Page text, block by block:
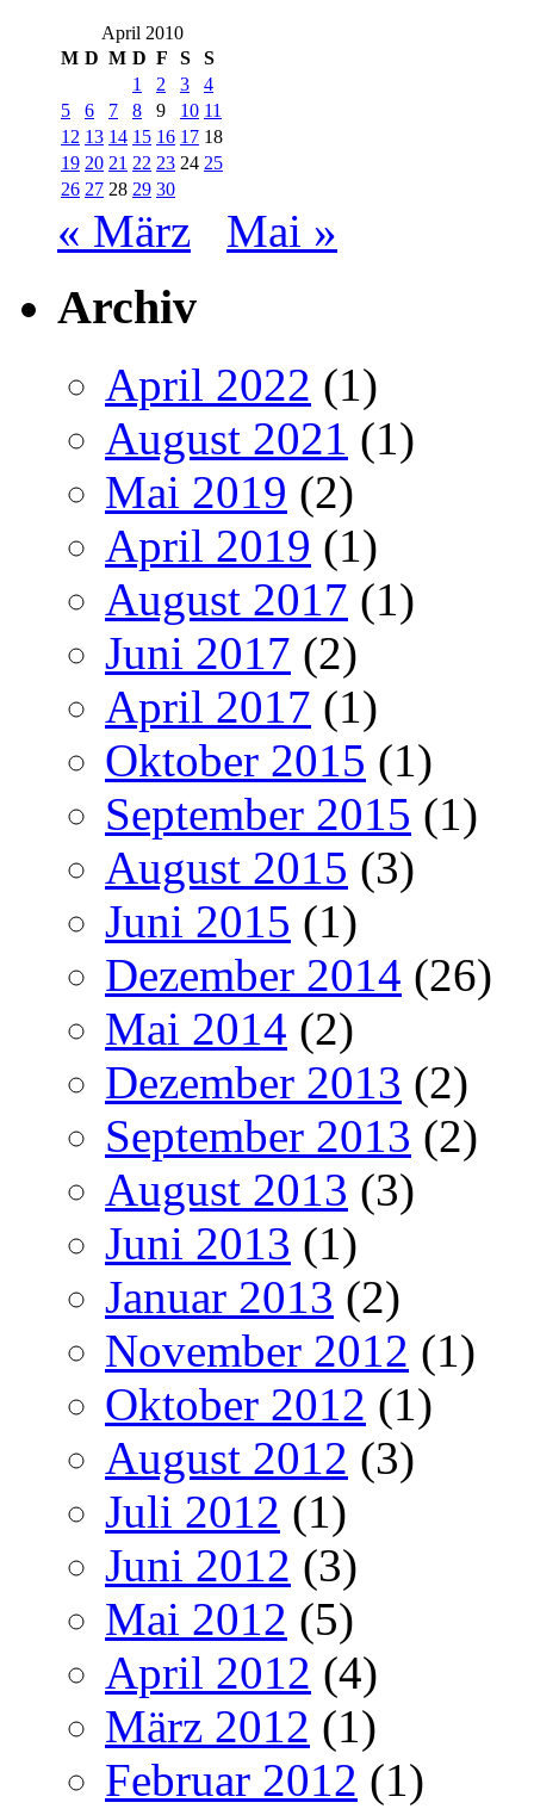
April 2010
M D M D F S
S
1
2 3
4
5
6 7 8 9 10 11
12 13 14 15 16 17 18
19 20 21 22 23 24 25
26 27 28 29 30
« März Mai »
Archiv
April 2022 (1)
August 2021 (1)
Mai 2019 (2)
April 2019 (1)
August 2017 (1)
Juni 2017 (2)
April 2017 (1)
Oktober 2015 (1)
September 2015 (1)
August 2015 (3)
Juni 2015 (1)
Dezember 2014 (26)
Mai 2014 (2)
Dezember 2013 (2)
September 2013 (2)
August 2013 (3)
Juni 2013 (1)
Januar 2013 (2)
November 2012 (1)
Oktober 2012 (1)
August 2012 (3)
Juli 2012 (1)
Juni 2012 (3)
Mai 2012 (5)
April 2012 (4)
März 2012 (1)
Februar 2012 (1)